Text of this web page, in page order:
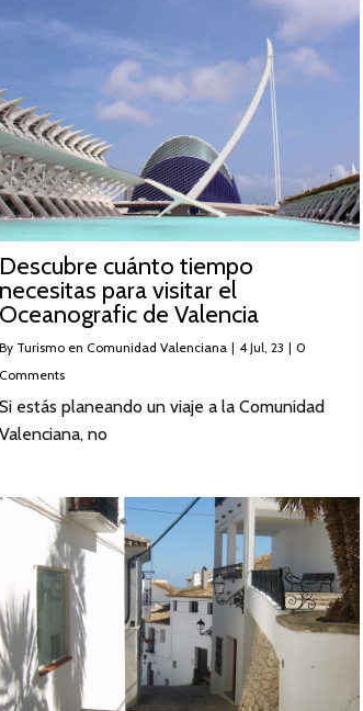
Descubre cuánto tiempo
necesitas para visitar el
Oceanografic de Valencia
By Turismo en Comunidad Valenciana | 4 Jul, 23 | 0
Comments
Si estás planeando un viaje a la Comunidad
Valenciana, no